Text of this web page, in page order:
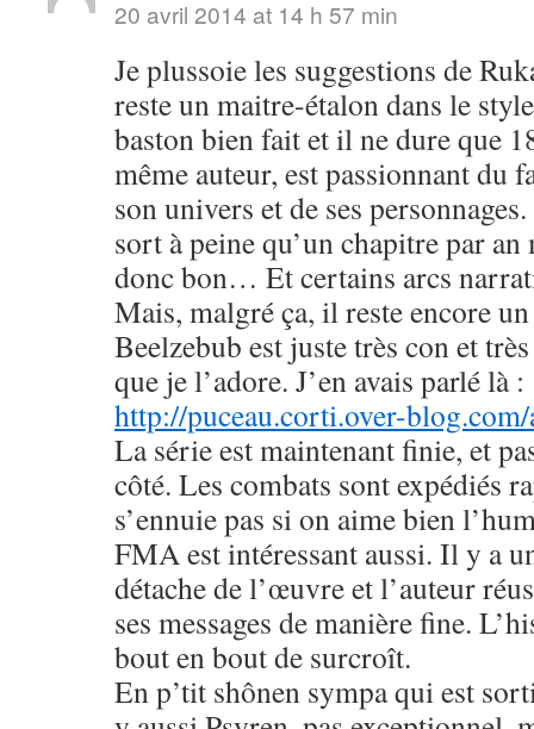
20 avril 2014 at 14 h 57 min
Je plussoie les suggestions de
reste un maitre-étalon dans le
baston bien fait et il ne dure que
même auteur, est passionnant du
son univers et de ses
sort à peine qu’un chapitre par
donc bon… Et certains arcs
Mais, malgré ça, il reste encore
Beelzebub est juste très con et
que je l’adore. J’en avais parlé là :
http://puceau.corti.over-
La série est maintenant finie, et
côté. Les combats sont expédiés
s’ennuie pas si on aime bien
FMA est intéressant aussi. Il y a
détache de l’œuvre et l’auteur
ses messages de manière fine.
bout en bout de surcroît.
En p’tit shônen sympa qui est